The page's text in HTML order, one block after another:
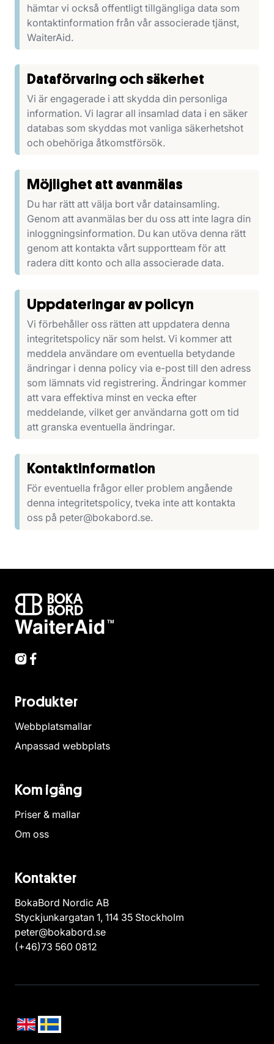
hämtar vi också offentligt tillgängliga data som
kontaktinformation från vår associerade tjänst,
WaiterAid.
Dataförvaring och säkerhet
Vi är engagerade i att skydda din personliga
information. Vi lagrar all insamlad data i en säker
databas som skyddas mot vanliga säkerhetshot
och obehöriga åtkomstförsök.
Möjlighet att avanmälas
Du har rätt att välja bort vår datainsamling.
Genom att avanmälas ber du oss att inte lagra din
inloggningsinformation. Du kan utöva denna rätt
genom att kontakta vårt supportteam för att
radera ditt konto och alla associerade data.
Uppdateringar av policyn
Vi förbehåller oss rätten att uppdatera denna
integritetspolicy när som helst. Vi kommer att
meddela användare om eventuella betydande
ändringar i denna policy via e-post till den adress
som lämnats vid registrering. Ändringar kommer
att vara effektiva minst en vecka efter
meddelande, vilket ger användarna gott om tid
att granska eventuella ändringar.
Kontaktinformation
För eventuella frågor eller problem angående
denna integritetspolicy, tveka inte att kontakta
oss på peter@bokabord.se.
Produkter
Webbplatsmallar
Anpassad webbplats
Kom igång
Priser & mallar
Om oss
Kontakter
BokaBord Nordic AB
Styckjunkargatan 1, 114 35 Stockholm
peter@bokabord.se
(+46)73 560 0812